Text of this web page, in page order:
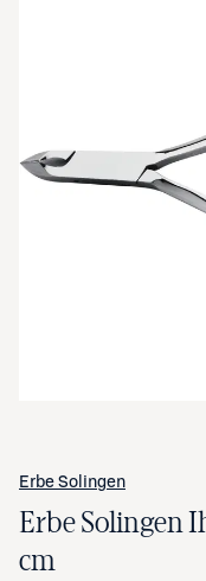
Avaa
Erbe Solingen
Erbe Solingen
cm